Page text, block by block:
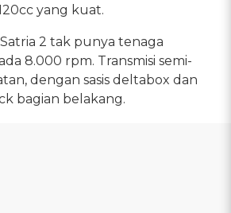
yang kuat.
2 tak punya tenaga
8.000 rpm. Transmisi semi-
dengan sasis deltabox dan
bagian belakang.